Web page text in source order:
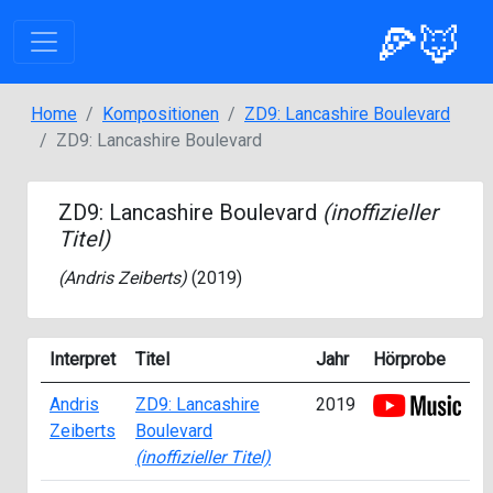
🍕🦊
Home Kompositionen
ZD9: Lancashire Boulevard
ZD9: Lancashire Boulevard
ZD9: Lancashire Boulevard (inoffizieller
Titel)
(Andris Zeiberts) (2019)
Interpret Titel Jahr Hörprobe
Andris
Zeiberts
ZD9: Lancashire
Boulevard
(inoffizieller Titel)
2019